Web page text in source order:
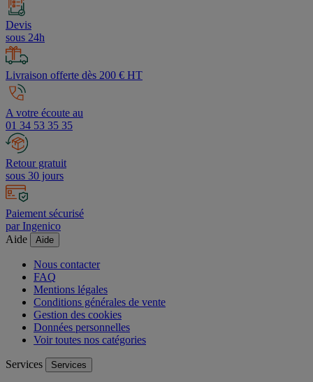
Devis
sous 24h
Livraison offerte dès 200 € HT
A votre écoute au
01 34 53 35 35
Retour gratuit
sous 30 jours
Paiement sécurisé
par Ingenico
Aide
Aide
Nous contacter
FAQ
Mentions légales
Conditions générales de vente
Gestion des cookies
Données personnelles
Voir toutes nos catégories
Services Services